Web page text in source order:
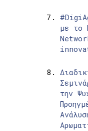
με το
την